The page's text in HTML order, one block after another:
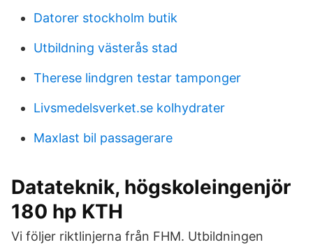
Datorer stockholm butik
Utbildning västerås stad
Therese lindgren testar tamponger
Livsmedelsverket.se kolhydrater
Maxlast bil passagerare
Datateknik, högskoleingenjör
180 hp KTH
Vi följer riktlinjerna från FHM. Utbildningen